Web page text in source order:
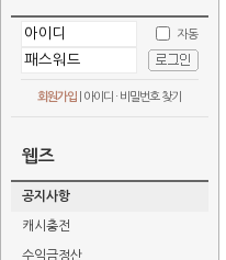
자동
회원가입 아이디 · 비밀번호 찾기
웹즈
공지사항
캐시충전
수익금정산